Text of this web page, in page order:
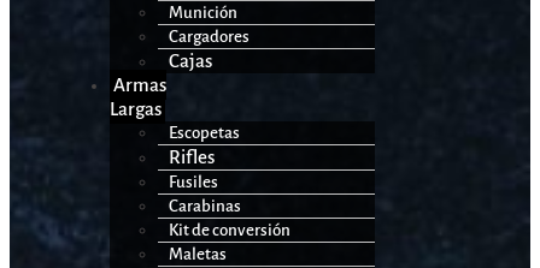
Munición
Cargadores
Cajas
Armas
Largas
Escopetas
Rifles
Fusiles
Carabinas
Kit de conversión
Maletas